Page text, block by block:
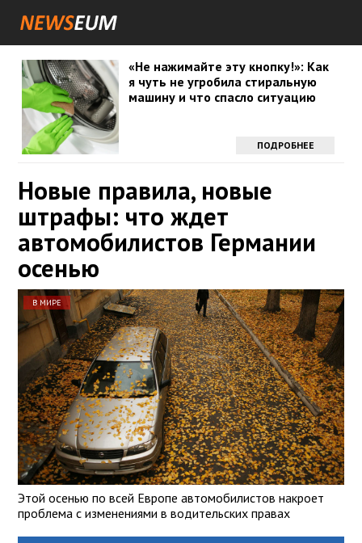
«Не нажимайте эту кнопку!»: Как
я чуть не угробила стиральную
машину и что спасло ситуацию
ПОДРОБНЕЕ
Новые правила, новые
штрафы: что ждет
автомобилистов Германии
осенью
В МИРЕ
Этой осенью по всей Европе автомобилистов накроет
проблема с изменениями в водительских правах